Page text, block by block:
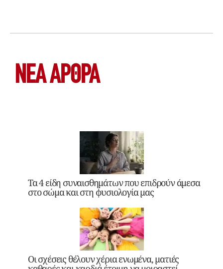
ΝΕΑ ΆΡΘΡΑ
Τα 4 είδη συναισθημάτων που επιδρούν άμεσα
στο σώμα και στη φυσιολογία μας
Οι σχέσεις θέλουν χέρια ενωμένα, ματιές